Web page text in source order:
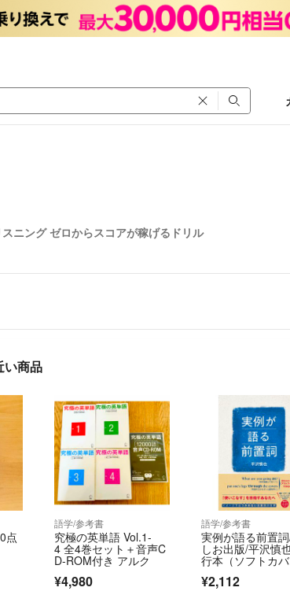
ニング ゼロからスコアが稼げるドリル
い商品
点
語学/参考書
究極の英単語 Vol.1-
4 全4巻セット＋音声C
D-ROM付き アルク
¥4,980
語学/参考書
実例が語る前置
しお出版/平沢慎
行本（ソフトカバ
ー））
¥2,112